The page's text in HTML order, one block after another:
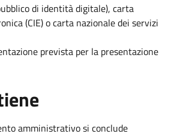
di identità digitale), carta
(CIE) o carta nazionale dei servizi
prevista per la presentazione
amministrativo si conclude